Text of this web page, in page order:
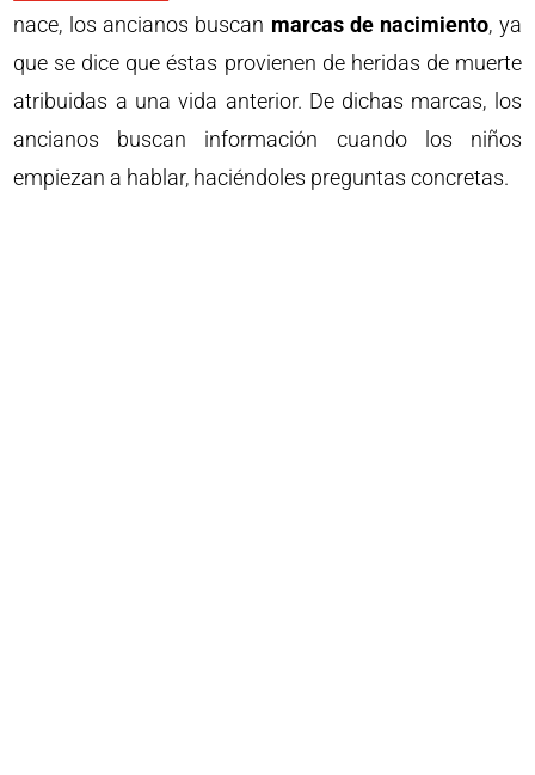
nace, los ancianos buscan marcas de nacimiento, ya
que se dice que éstas provienen de heridas de muerte
atribuidas a una vida anterior. De dichas marcas, los
ancianos buscan información cuando los niños
empiezan a hablar, haciéndoles preguntas concretas.